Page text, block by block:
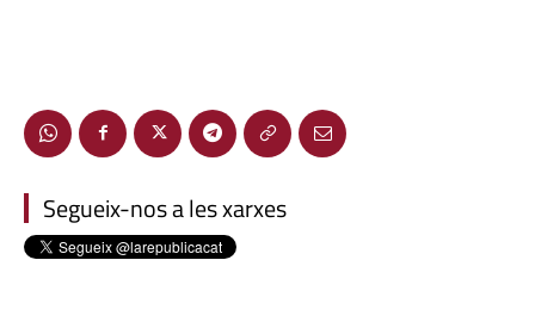
Segueix-nos a les xarxes